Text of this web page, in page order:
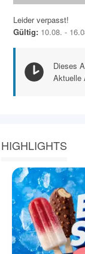
Leider verpasst!
Gültig: 10.08. -
Dieses
Aktuelle
HIGHLIGHTS